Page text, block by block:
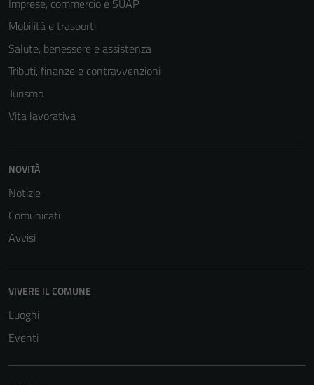
Imprese, commercio e SUAP
Mobilità e trasporti
Salute, benessere e assistenza
Tributi, finanze e contravvenzioni
Turismo
Vita lavorativa
NOVITÀ
Notizie
Comunicati
Avvisi
VIVERE IL COMUNE
Luoghi
Eventi